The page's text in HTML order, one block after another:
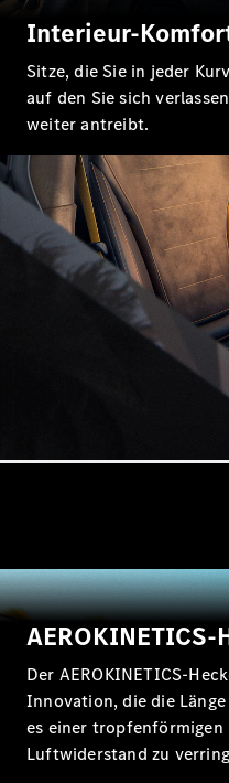
Alle
Cabriolets &
Roadsters
CLE
Cabriolet
Mercedes-
AMG SL
Roadster
Mercedes-
Konfigurator
Grand Limousine
Interieur-
Sitze, die Sie in jeder
auf den Sie sich
weiter antreibt.
Der AEROKINETICS-
Innovation, die die
es einer tropfenförmigen
Luftwiderstand zu